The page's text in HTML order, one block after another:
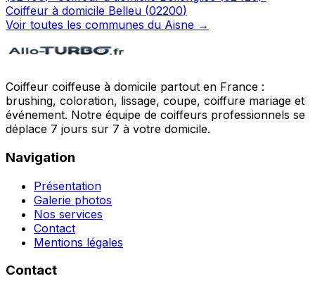
Coiffeur à domicile Belleu (02200)
Voir toutes les communes du Aisne →
Coiffeur coiffeuse à domicile partout en France :
brushing, coloration, lissage, coupe, coiffure mariage et
événement. Notre équipe de coiffeurs professionnels se
déplace 7 jours sur 7 à votre domicile.
Navigation
Présentation
Galerie photos
Nos services
Contact
Mentions légales
Contact